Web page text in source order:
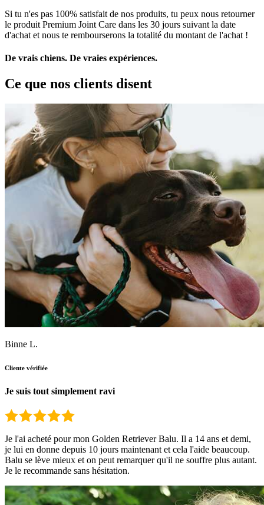
Si tu n'es pas 100% satisfait de nos produits, tu peux nous retourner
le produit Premium Joint Care dans les 30 jours suivant la date
d'achat et nous te rembourserons la totalité du montant de l'achat !
De vrais chiens. De vraies expériences.
Ce que nos clients disent
Binne L.
Cliente vérifiée
Je suis tout simplement ravi
Je l'ai acheté pour mon Golden Retriever Balu. Il a 14 ans et demi,
je lui en donne depuis 10 jours maintenant et cela l'aide beaucoup.
Balu se lève mieux et on peut remarquer qu'il ne souffre plus autant.
Je le recommande sans hésitation.